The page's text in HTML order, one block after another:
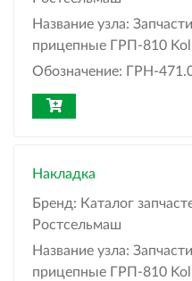
Название узла:
прицепные ГРП-810
Обозначение: ГРН-
Накладка
Бренд: Каталог
Ростсельмаш
Название узла:
прицепные ГРП-810